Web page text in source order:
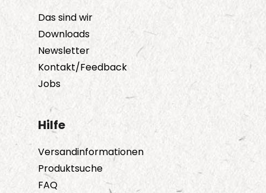
Das sind wir
Downloads
Newsletter
Kontakt/Feedback
Jobs
Hilfe
Versandinformationen
Produktsuche
FAQ